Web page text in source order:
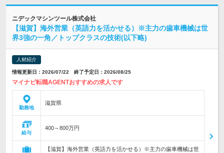
ニデックマシンツール株式会社
【滋賀】海外営業（英語力を活かせる）※主力の歯車機械は世
界3強の一角／トップクラスの技術(以下略)
人材紹介
情報更新日：2026/07/22 終了予定日：2026/08/25
マイナビ転職AGENTおすすめの求人です
勤務地
滋賀県
給与
400～800万円
【滋賀】海外営業（英語力を活かせる）※主力の歯車機械は世